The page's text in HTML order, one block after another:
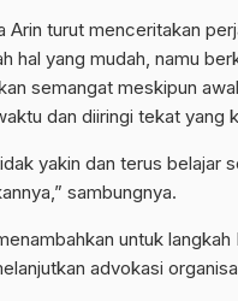
Arin turut menceritakan
hal yang mudah, namu
semangat meskipun
dan diiringi tekat yang
yakin dan terus belajar
sambungnya.
untuk
advokasi